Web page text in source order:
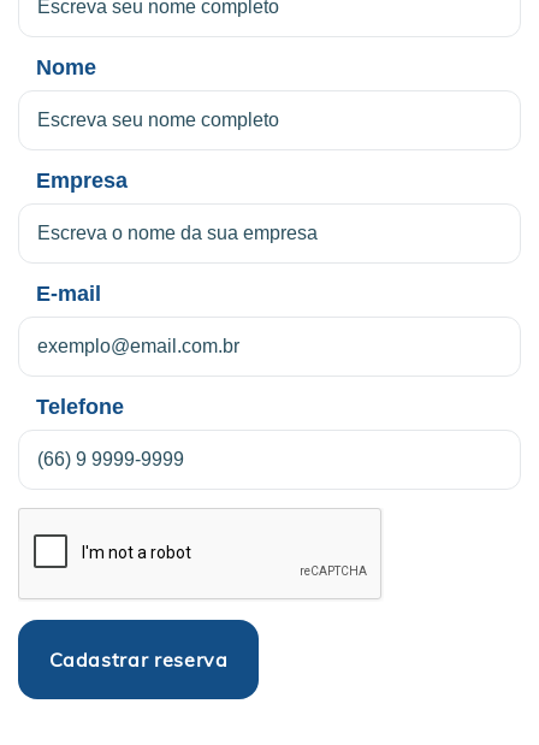
Nome
Empresa
E-mail
Telefone
Cadastrar reserva